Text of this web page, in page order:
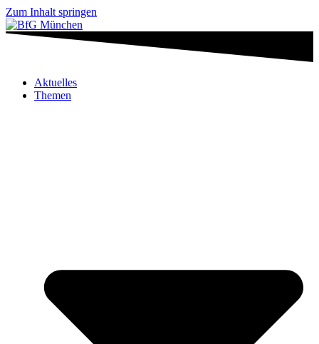
Zum Inhalt springen
Aktuelles
Themen